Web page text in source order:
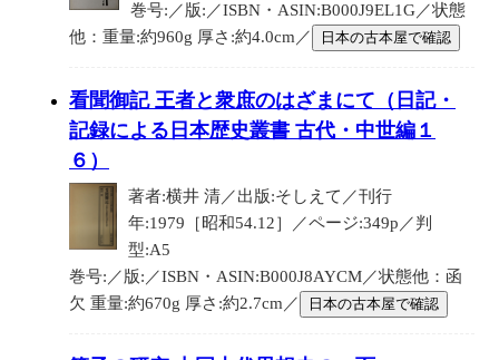
巻号:／版:／ISBN・ASIN:B000J9EL1G／状態
他：重量:約960g 厚さ:約4.0cm／
日本の古本屋で確認
看聞御記 王者と衆庶のはざまにて（日記・
記録による日本歴史叢書 古代・中世編１
６）
著者:横井 清／出版:そしえて／刊行
年:1979［昭和54.12］／ページ:349p／判
型:A5
巻号:／版:／ISBN・ASIN:B000J8AYCM／状態他：函
欠 重量:約670g 厚さ:約2.7cm／
日本の古本屋で確認